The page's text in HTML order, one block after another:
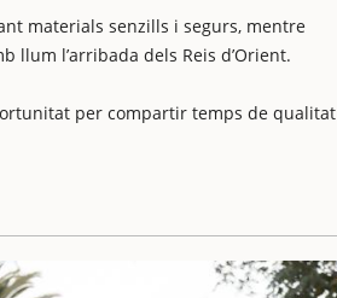
materials senzills i segurs, mentre
llum l’arribada dels Reis d’Orient.
per compartir temps de qualitat